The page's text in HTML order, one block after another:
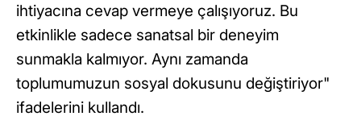
ihtiyacına cevap vermeye çalışıyoruz. Bu
etkinlikle sadece sanatsal bir deneyim
sunmakla kalmıyor. Aynı zamanda
toplumumuzun sosyal dokusunu değiştiriyor"
ifadelerini kullandı.